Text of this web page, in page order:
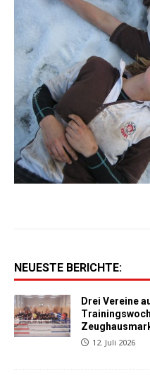
NEUESTE BERICHTE:
Drei Vereine
12. Juli 2026